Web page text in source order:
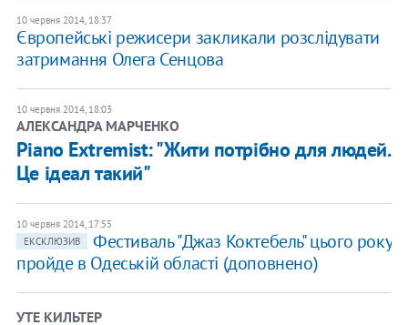
10 червня 2014, 18:37
Європейські режисери закликали розслідувати
затримання Олега Сенцова
10 червня 2014, 18:03
АЛЕКСАНДРА МАРЧЕНКО
Piano Extremist: "Жити потрібно для людей.
Це ідеал такий"
10 червня 2014, 17:55
ЕКСКЛЮЗИВ
Фестиваль "Джаз Коктебель" цього року
пройде в Одеській області (доповнено)
УТЕ КИЛЬТЕР